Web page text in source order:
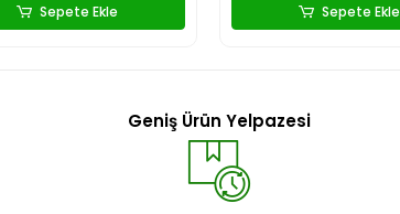
Sepete Ekle Sepete Ekle
Geniş Ürün Yelpazesi